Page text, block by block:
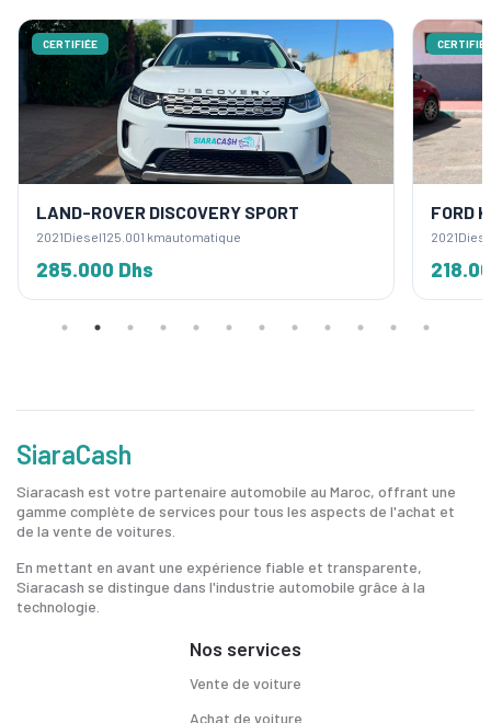
CERTIFIÉE
LAND-ROVER DISCOVERY SPORT
2021Diesel125.001 kmautomatique
285.000 Dhs
CERTIFIÉE
FORD
2021
SiaraCash
Siaracash est votre partenaire automobile au Maroc, offrant une
gamme complète de services pour tous les aspects de l'achat et
de la vente de voitures.
En mettant en avant une expérience fiable et transparente,
Siaracash se distingue dans l'industrie automobile grâce à la
technologie.
Nos services
Vente de voiture
Achat de voiture